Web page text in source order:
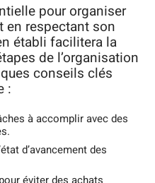
pour organiser
en respectant son
établi facilitera la
de l’organisation
conseils clés
:
à accomplir avec des
d’avancement des